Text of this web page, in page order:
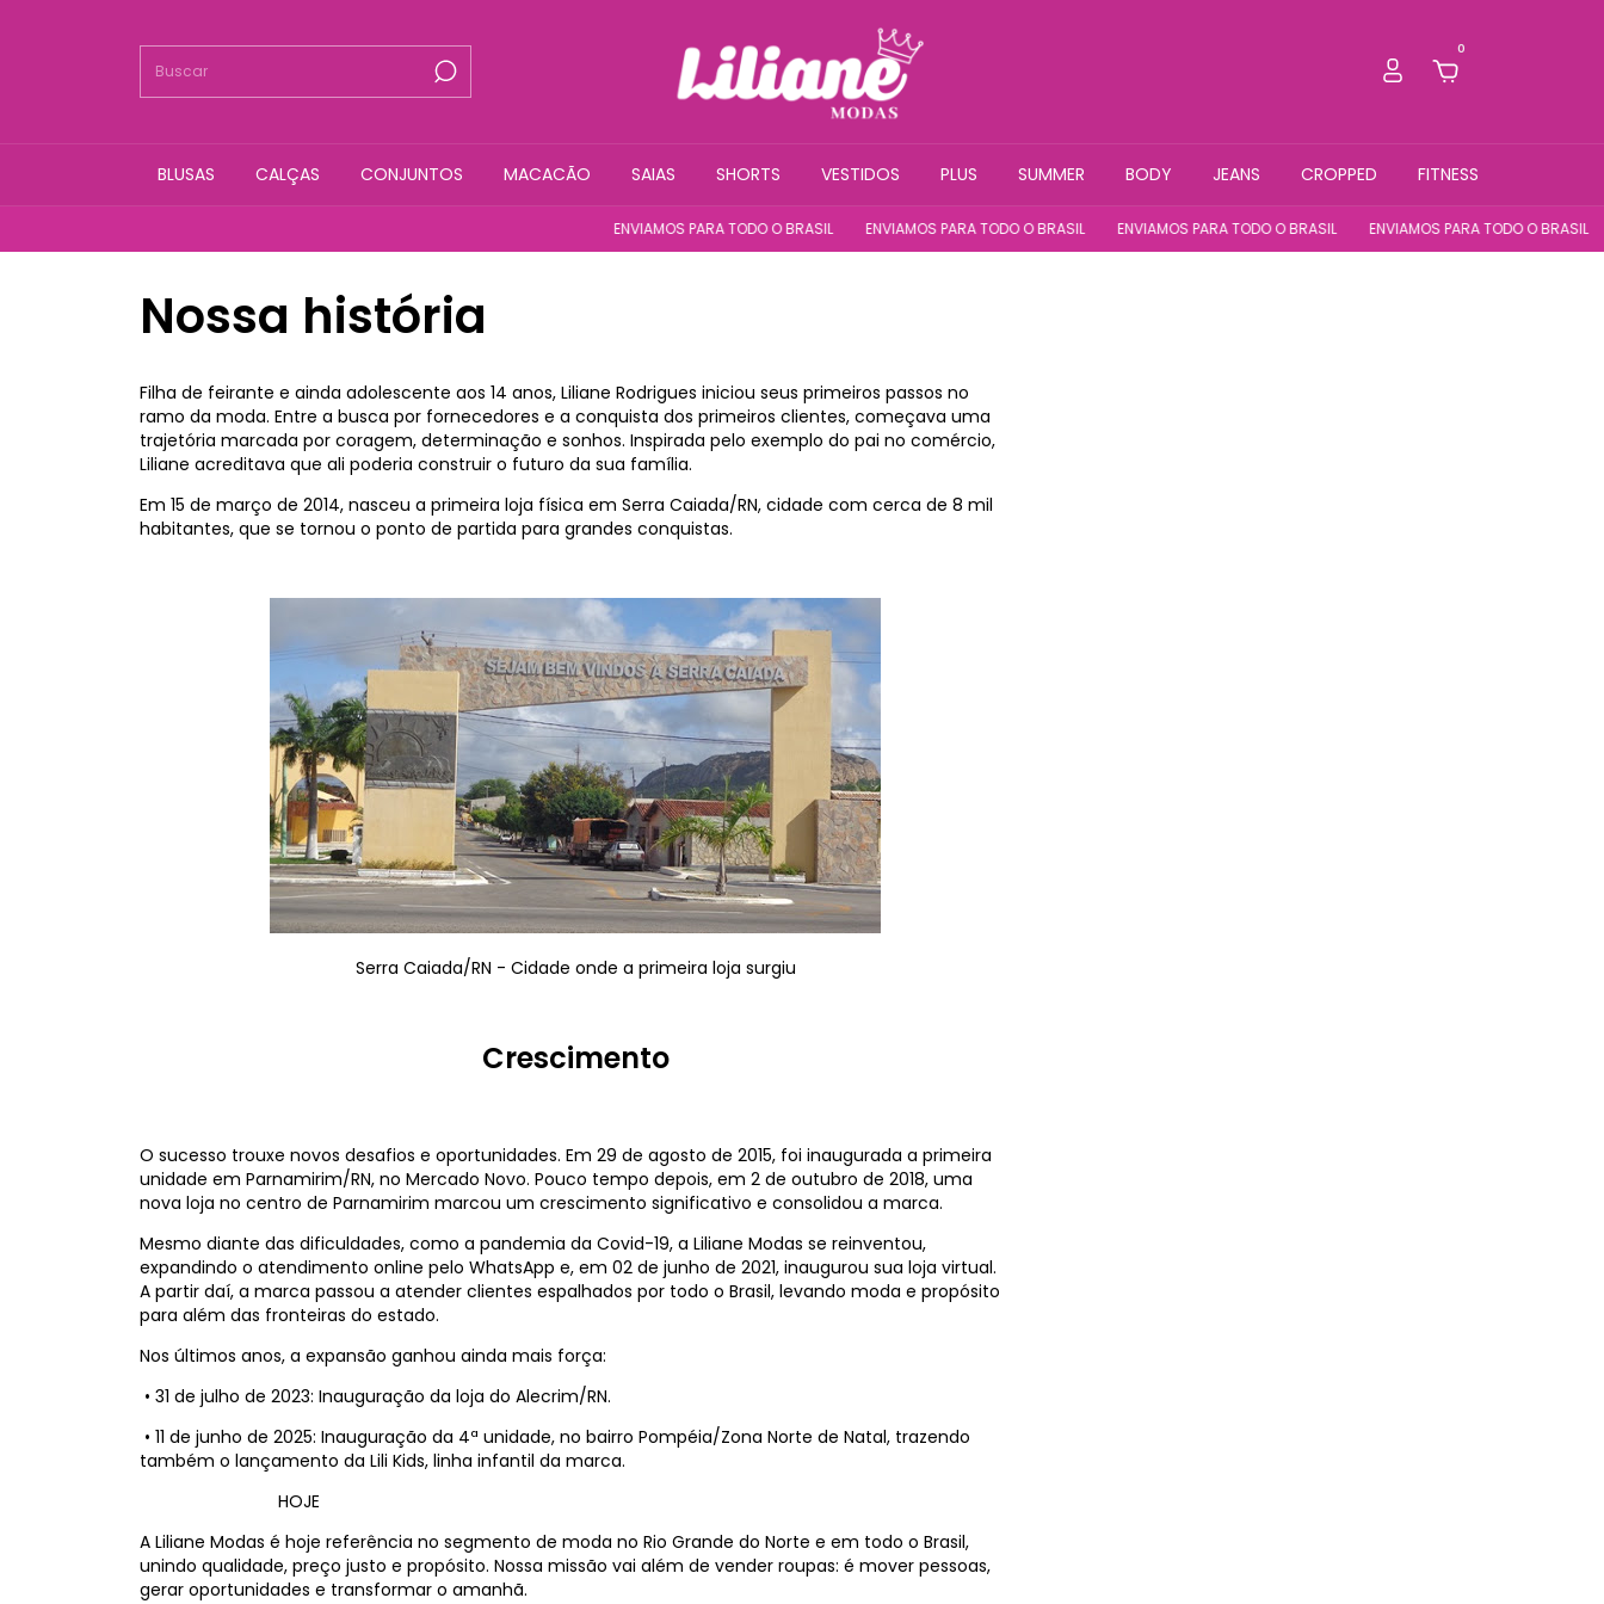
0
BLUSAS CALÇAS CONJUNTOS MACACÃO SAIAS SHORTS VESTIDOS PLUS SUMMER BODY JEANS CROPPED FITNESS
ENVIAMOS PARA TODO O BRASIL ENVIAMOS PARA TODO O BRASIL ENVIAMOS PARA TODO O BRASIL ENVIAMOS PARA TODO O BRASIL
Nossa história
Filha de feirante e ainda adolescente aos 14 anos, Liliane Rodrigues iniciou seus primeiros passos no
ramo da moda. Entre a busca por fornecedores e a conquista dos primeiros clientes, começava uma
trajetória marcada por coragem, determinação e sonhos. Inspirada pelo exemplo do pai no comércio,
Liliane acreditava que ali poderia construir o futuro da sua família.
Em 15 de março de 2014, nasceu a primeira loja física em Serra Caiada/RN, cidade com cerca de 8 mil
habitantes, que se tornou o ponto de partida para grandes conquistas.
Serra Caiada/RN - Cidade onde a primeira loja surgiu
Crescimento
O sucesso trouxe novos desafios e oportunidades. Em 29 de agosto de 2015, foi inaugurada a primeira
unidade em Parnamirim/RN, no Mercado Novo. Pouco tempo depois, em 2 de outubro de 2018, uma
nova loja no centro de Parnamirim marcou um crescimento significativo e consolidou a marca.
Mesmo diante das dificuldades, como a pandemia da Covid-19, a Liliane Modas se reinventou,
expandindo o atendimento online pelo WhatsApp e, em 02 de junho de 2021, inaugurou sua loja virtual.
A partir daí, a marca passou a atender clientes espalhados por todo o Brasil, levando moda e propósito
para além das fronteiras do estado.
Nos últimos anos, a expansão ganhou ainda mais força:
• 31 de julho de 2023: Inauguração da loja do Alecrim/RN.
• 11 de junho de 2025: Inauguração da 4ª unidade, no bairro Pompéia/Zona Norte de Natal, trazendo
também o lançamento da Lili Kids, linha infantil da marca.
HOJE
A Liliane Modas é hoje referência no segmento de moda no Rio Grande do Norte e em todo o Brasil,
unindo qualidade, preço justo e propósito. Nossa missão vai além de vender roupas: é mover pessoas,
gerar oportunidades e transformar o amanhã.